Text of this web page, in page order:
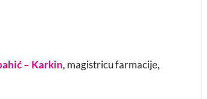
– Karkin, magistricu farmacije,